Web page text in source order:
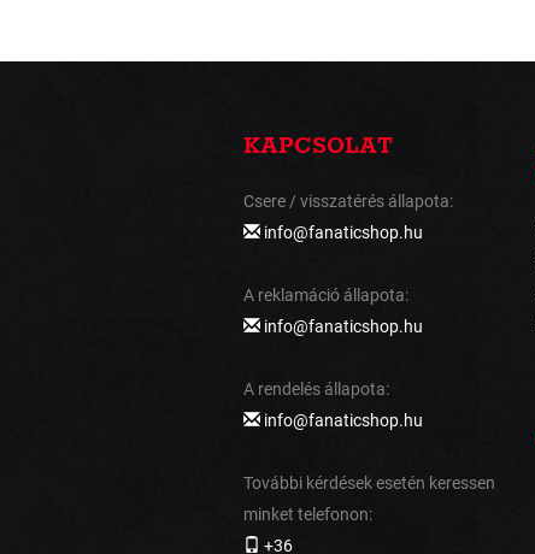
KAPCSOLAT
Csere / visszatérés állapota:
info@fanaticshop.hu
A reklamáció állapota:
info@fanaticshop.hu
A rendelés állapota:
info@fanaticshop.hu
További kérdések esetén keressen
minket telefonon:
+36